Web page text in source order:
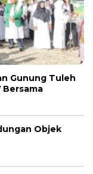
Gunung Tuleh
Bersama
Objek